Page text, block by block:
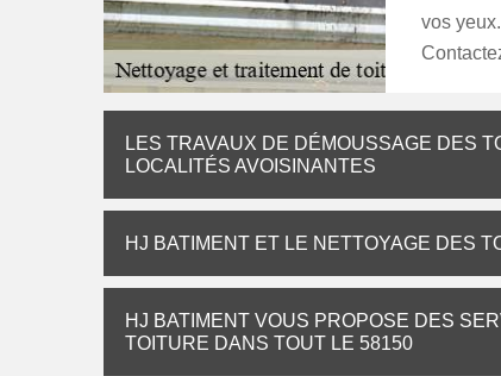
vos
LES TRAVAUX DE DÉMOUSSAGE DES
LOCALITÉS AVOISINANTES
HJ BATIMENT ET LE NETTOYAGE DES
HJ BATIMENT VOUS PROPOSE DES
TOITURE DANS TOUT LE 58150